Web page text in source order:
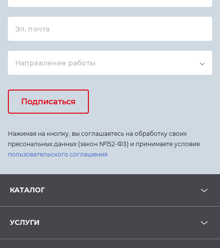
Эл. почта
Направление работы
Подписаться
Нажимая на кнопку, вы соглашаетесь на обработку своих
пресональных данных (закон №152-ФЗ) и принимаете условия
пользовательского соглашения
КАТАЛОГ
УСЛУГИ